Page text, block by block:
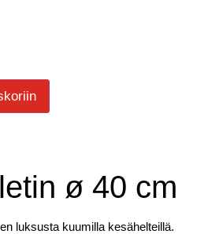
ø 40 cm
luksusta kuumilla kesähelteillä.